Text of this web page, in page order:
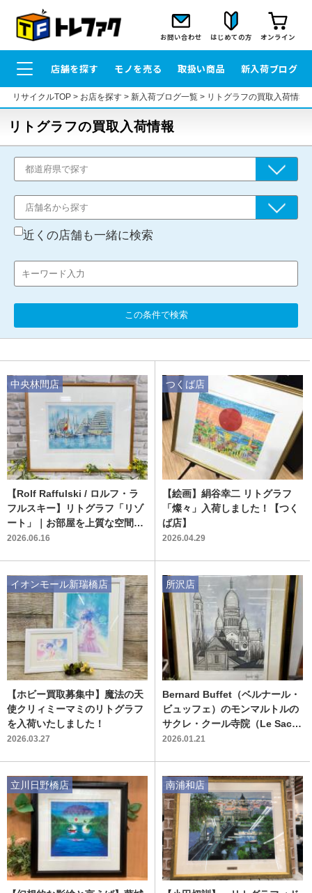
お問い合わせ はじめての方 オンライン
店舗を探す モノを売る 取扱い商品 新入荷ブログ
リサイクルTOP> お店を探す> 新入荷ブログ一覧> リトグラフの買取入荷情報
リトグラフの買取入荷情報
近くの店舗も一緒に検索
この条件で検索
【Rolf Raffulski / ロルフ・ラ
フルスキー】リトグラフ「リゾ
ート」｜お部屋を上質な空間に
彩るインテリアアート
2026.06.16
中央林間店
【絵画】絹谷幸二 リトグラフ
「燦々」入荷しました！【つく
ば店】
2026.04.29
つくば店
【ホビー買取募集中】魔法の天
使クリィミーマミのリトグラフ
を入荷いたしました！
2026.03.27
イオンモール新瑞橋店
Bernard Buffet（ベルナール・
ビュッフェ）のモンマルトルの
サクレ・クール寺院（Le Sacré
-Cœur de Montmartre） Mauri
2026.01.21
所沢店
立川日野橋店 南浦和店